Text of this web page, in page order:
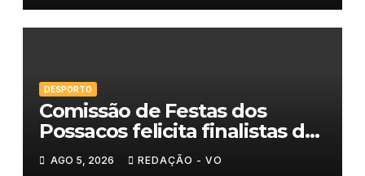
DESPORTO
Comissão de Festas dos
Possacos felicita finalistas do
Torneio de Sueca
AGO 5, 2026 REDAÇÃO - VO